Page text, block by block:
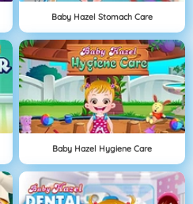
Baby Hazel Stomach Care
Baby Hazel Hygiene Care